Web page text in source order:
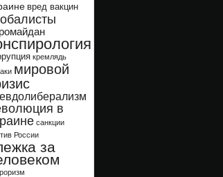
вред вакцин
кремлядь
мировой
в
санкции
России
за